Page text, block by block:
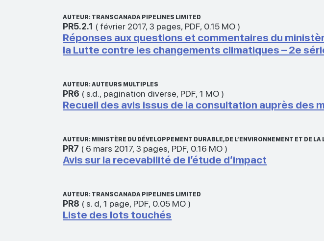
AUTEUR: TRANSCANADA PIPELINES LIMITED
PR5.2.1 ( février 2017,3 pages, PDF, 0.15 MO )
Réponses aux questions et commentaires du
la Lutte contre les changements climatiques – 2e
AUTEUR: AUTEURS MULTIPLES
PR6 ( s.d., pagination diverse, PDF,1 MO )
Recueil des avis issus de la consultation auprès des
AUTEUR: MINISTÈRE DU DÉVELOPPEMENT DURABLE, DE L’ENVIRONNEMENT ET DE
PR7 ( 6 mars 2017,3 pages, PDF, 0.16 MO )
Avis sur la recevabilité de l’étude d’impact
AUTEUR: TRANSCANADA PIPELINES LIMITED
PR8 ( s. d,1 page, PDF, 0.05 MO )
Liste des lots touchés